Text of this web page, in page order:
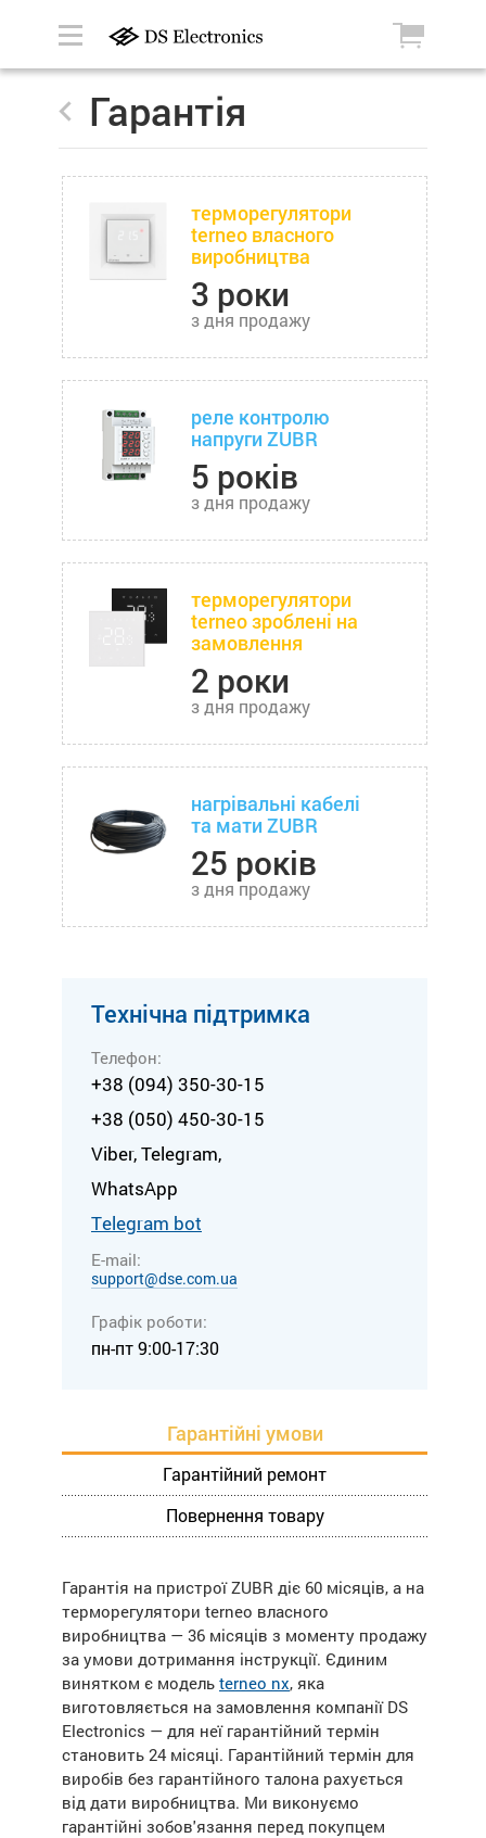
Гарантія
терморегулятори
terneo власного
виробництва
3 роки
з дня продажу
реле контролю
напруги ZUBR
5 років
з дня продажу
терморегулятори
terneo зроблені на
замовлення
2 роки
з дня продажу
нагрівальні кабелі
та мати ZUBR
25 років
з дня продажу
Технічна підтримка
Телефон:
+38 (094) 350-30-15
+38 (050) 450-30-15
Viber, Telegram,
WhatsApp
Тelegram bot
E-mail:
support@dse.com.ua
Графік роботи:
пн-пт 9:00-17:30
Гарантійні умови
Гарантійний ремонт
Повернення товару
Гарантія на пристрої ZUBR діє 60 місяців, а на
терморегулятори terneo власного
виробництва — 36 місяців з моменту продажу
за умови дотримання інструкції. Єдиним
винятком є модель terneo nx, яка
виготовляється на замовлення компанії DS
Electronics — для неї гарантійний термін
становить 24 місяці. Гарантійний термін для
виробів без гарантійного талона рахується
від дати виробництва. Ми виконуємо
гарантійні зобов'язання перед покупцем